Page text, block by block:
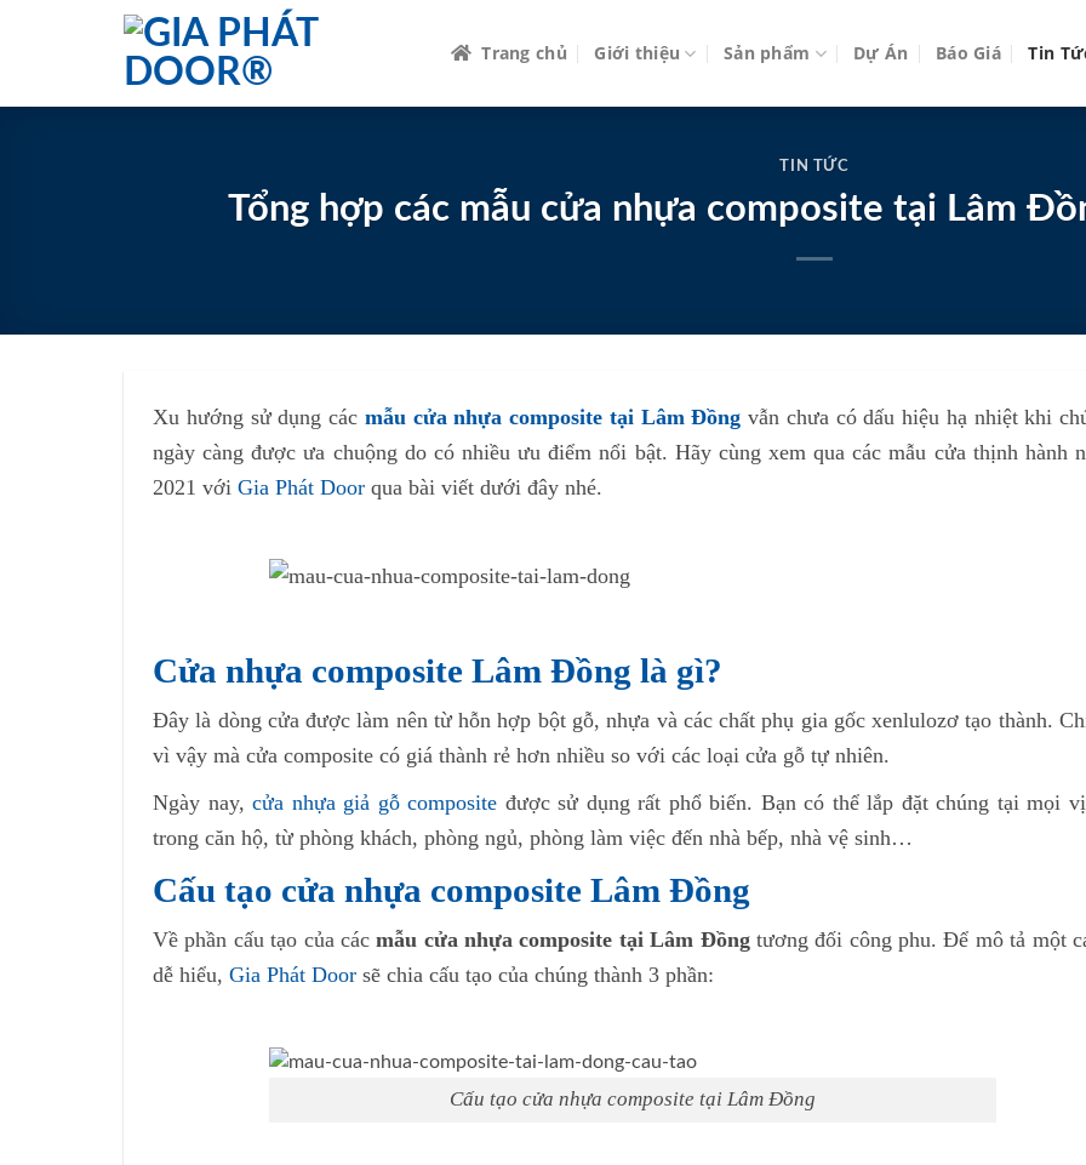
Trang chủ Giới thiệu Sản phẩm Dự Án Báo Giá Tin
TIN TỨC
Tổng hợp các mẫu cửa nhựa composite tại Lâm
Xu hướng sử dụng các mẫu cửa nhựa composite tại Lâm Đồng vẫn chưa có dấu hiệu hạ nhiệt khi
ngày càng được ưa chuộng do có nhiều ưu điểm nổi bật. Hãy cùng xem qua các mẫu cửa thịnh hành
2021 với Gia Phát Door qua bài viết dưới đây nhé.
Cửa nhựa composite Lâm Đồng là gì?
Đây là dòng cửa được làm nên từ hỗn hợp bột gỗ, nhựa và các chất phụ gia gốc xenlulozơ tạo thành.
vì vậy mà cửa composite có giá thành rẻ hơn nhiều so với các loại cửa gỗ tự nhiên.
Ngày nay, cửa nhựa giả gỗ composite được sử dụng rất phổ biến. Bạn có thể lắp đặt chúng tại mọi
trong căn hộ, từ phòng khách, phòng ngủ, phòng làm việc đến nhà bếp, nhà vệ sinh…
Cấu tạo cửa nhựa composite Lâm Đồng
Về phần cấu tạo của cácmẫu cửa nhựa composite tại Lâm Đồng tương đối công phu. Để mô tả một
dễ hiểu, Gia Phát Door sẽ chia cấu tạo của chúng thành 3 phần:
Cấu tạo cửa nhựa composite tại Lâm Đồng